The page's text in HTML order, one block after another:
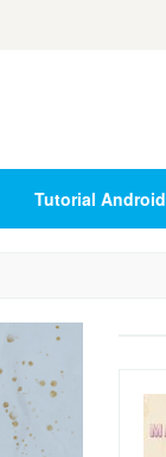
Tutorial Android